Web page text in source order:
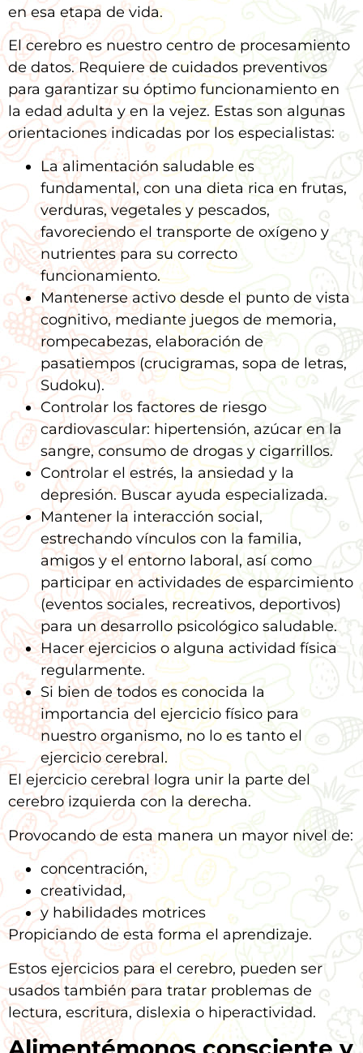
en esa etapa de vida.
El cerebro es nuestro centro de procesamiento
de datos. Requiere de cuidados preventivos
para garantizar su óptimo funcionamiento en
la edad adulta y en la vejez. Estas son algunas
orientaciones indicadas por los especialistas:
La alimentación saludable es
fundamental, con una dieta rica en frutas,
verduras, vegetales y pescados,
favoreciendo el transporte de oxígeno y
nutrientes para su correcto
funcionamiento.
Mantenerse activo desde el punto de vista
cognitivo, mediante juegos de memoria,
rompecabezas, elaboración de
pasatiempos (crucigramas, sopa de letras,
Sudoku).
Controlar los factores de riesgo
cardiovascular: hipertensión, azúcar en la
sangre, consumo de drogas y cigarrillos.
Controlar el estrés, la ansiedad y la
depresión. Buscar ayuda especializada.
Mantener la interacción social,
estrechando vínculos con la familia,
amigos y el entorno laboral, así como
participar en actividades de esparcimiento
(eventos sociales, recreativos, deportivos)
para un desarrollo psicológico saludable.
Hacer ejercicios o alguna actividad física
regularmente.
Si bien de todos es conocida la
importancia del ejercicio físico para
nuestro organismo, no lo es tanto el
ejercicio cerebral.
El ejercicio cerebral logra unir la parte del
cerebro izquierda con la derecha.
Provocando de esta manera un mayor nivel de:
concentración,
creatividad,
y habilidades motrices
Propiciando de esta forma el aprendizaje.
Estos ejercicios para el cerebro, pueden ser
usados también para tratar problemas de
lectura, escritura, dislexia o hiperactividad.